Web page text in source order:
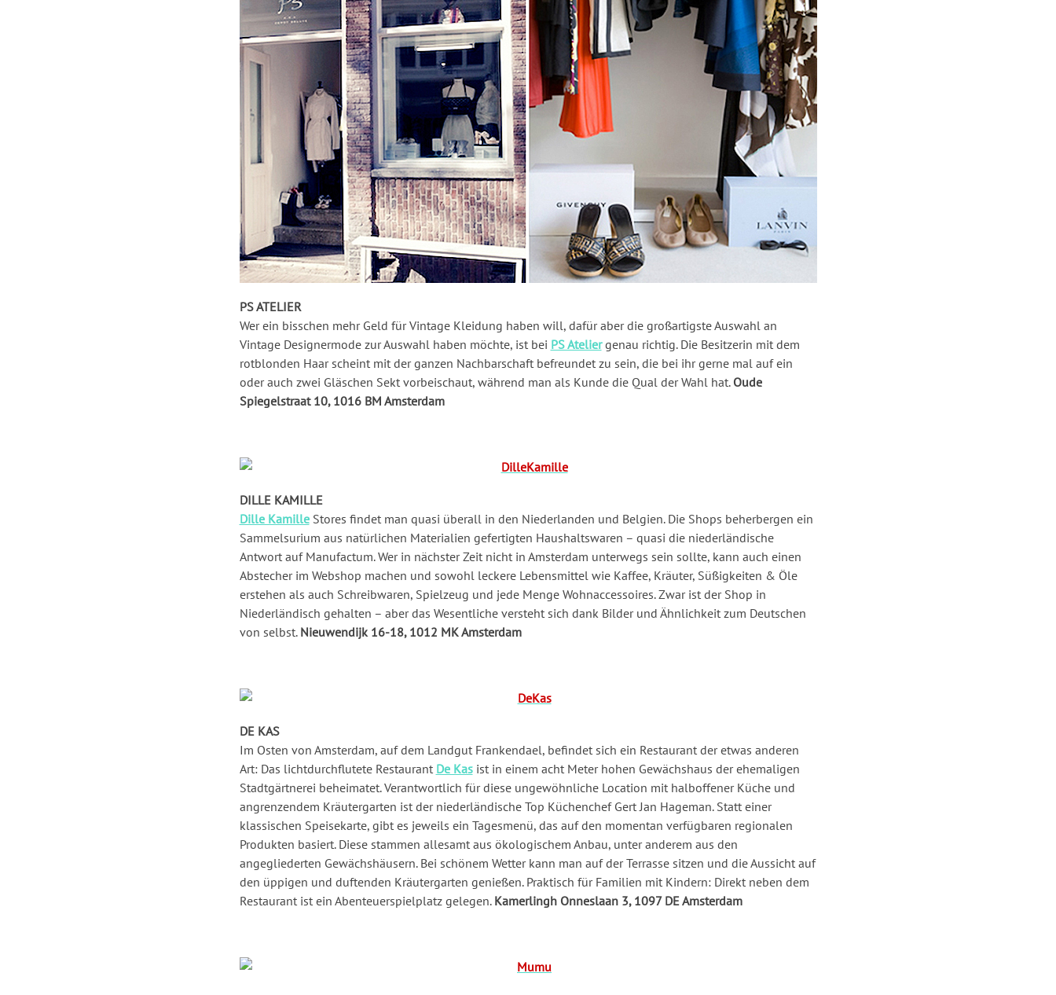
PS ATELIER
Wer ein bisschen mehr Geld für Vintage Kleidung haben will, dafür aber die großartigste Auswahl an
Vintage Designermode zur Auswahl haben möchte, ist bei PS Ateliergenau richtig. Die Besitzerin mit dem
rotblonden Haar scheint mit der ganzen Nachbarschaft befreundet zu sein, die bei ihr gerne mal auf ein
oder auch zwei Gläschen Sekt vorbeischaut, während man als Kunde die Qual der Wahl hat. Oude
Spiegelstraat 10, 1016 BM Amsterdam
DILLE KAMILLE
Dille KamilleStores findet man quasi überall in den Niederlanden und Belgien. Die Shops beherbergen ein
Sammelsurium aus natürlichen Materialien gefertigten Haushaltswaren – quasi die niederländische
Antwort auf Manufactum. Wer in nächster Zeit nicht in Amsterdam unterwegs sein sollte, kann auch einen
Abstecher im Webshop machen und sowohl leckere Lebensmittel wie Kaffee, Kräuter, Süßigkeiten & Öle
erstehen als auch Schreibwaren, Spielzeug und jede Menge Wohnaccessoires. Zwar ist der Shop in
Niederländisch gehalten – aber das Wesentliche versteht sich dank Bilder und Ähnlichkeit zum Deutschen
von selbst. Nieuwendijk 16-18, 1012 MK Amsterdam
DE KAS
Im Osten von Amsterdam, auf dem Landgut Frankendael, befindet sich ein Restaurant der etwas anderen
Art: Das lichtdurchflutete Restaurant De Kasist in einem acht Meter hohen Gewächshaus der ehemaligen
Stadtgärtnerei beheimatet. Verantwortlich für diese ungewöhnliche Location mit halboffener Küche und
angrenzendem Kräutergarten ist der niederländische Top Küchenchef Gert Jan Hageman. Statt einer
klassischen Speisekarte, gibt es jeweils ein Tagesmenü, das auf den momentan verfügbaren regionalen
Produkten basiert. Diese stammen allesamt aus ökologischem Anbau, unter anderem aus den
angegliederten Gewächshäusern. Bei schönem Wetter kann man auf der Terrasse sitzen und die Aussicht auf
den üppigen und duftenden Kräutergarten genießen. Praktisch für Familien mit Kindern: Direkt neben dem
Restaurant ist ein Abenteuerspielplatz gelegen. Kamerlingh Onneslaan 3, 1097 DE Amsterdam